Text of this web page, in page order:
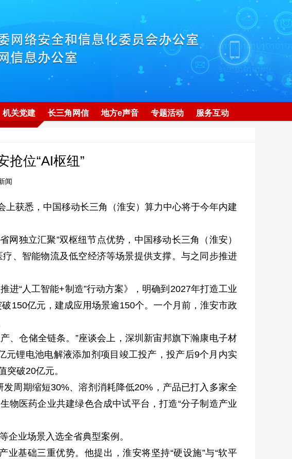
机关党建 长三角网信 地方e声音 专题活动 服务互动
抢位“AI枢纽”
闻
获悉，中国移动长三角（淮安）算力中心将于今年内建
独立汇聚”双枢纽节点优势，中国移动长三角（淮安）
、智能物流及低空经济等场景提供支撑。与之同步推进
“人工智能+制造”行动方案》，明确到2027年打造工业
150亿元，建成应用场景逾150个。一个月前，淮安市政
仓储全链条。”座谈会上，深圳新宙邦旗下瀚康电子材
锂电池电解液添加剂项目竣工投产，投产后9个月内实
破20亿元。
周期缩短30%、溶剂消耗降低20%，产品已打入多家全
物医药企业共建绿色合成中试平台，打造“分子制造产业
业场景入选全省典型案例。
基础三重优势。他提出，淮安将坚持“硬设施”与“软平